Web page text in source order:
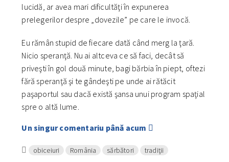
lucidă, ar avea mari dificultăţi în expunerea
prelegerilor despre „dovezile” pe care le invocă.
Eu rămân stupid de fiecare dată când merg la ţară.
Nicio speranţă. Nu ai altceva ce să faci, decât să
priveşti în gol două minute, bagi bărbia în piept, oftezi
fără speranţă şi te gândeşti pe unde ai rătăcit
paşaportul sau dacă există şansa unui program spaţial
spre o altă lume.
Un singur comentariu până acum
obiceiuri România sărbători tradiţii